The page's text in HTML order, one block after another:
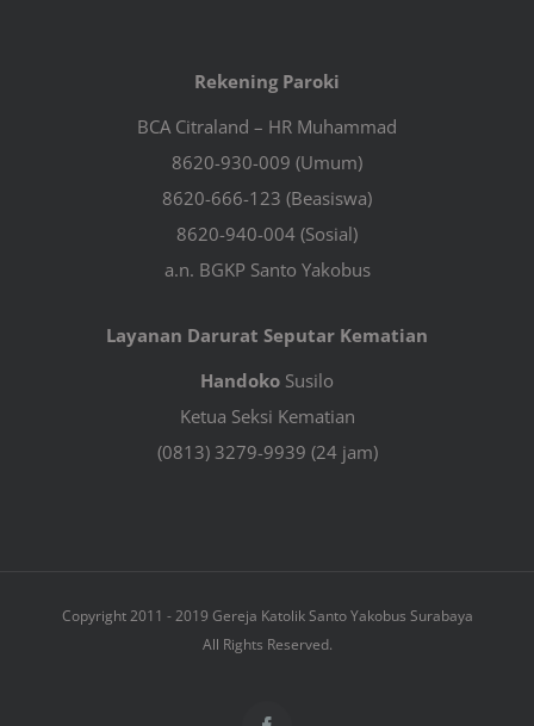
Rekening Paroki
BCA Citraland – HR Muhammad
8620-930-009 (Umum)
8620-666-123 (Beasiswa)
8620-940-004 (Sosial)
a.n. BGKP Santo Yakobus
Layanan Darurat Seputar Kematian
Handoko Susilo
Ketua Seksi Kematian
(0813) 3279-9939 (24 jam)
Copyright 2011 - 2019 Gereja Katolik Santo Yakobus Surabaya
All Rights Reserved.